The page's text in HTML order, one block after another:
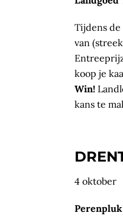
Tijdens
van
koop je
Win!
kans te
4 oktober